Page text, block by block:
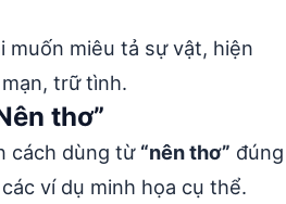
muốn miêu tả sự vật, hiện
trữ tình.
thơ”
cách dùng từ “nên thơ” đúng
ví dụ minh họa cụ thể.